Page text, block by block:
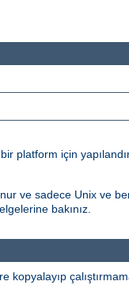
platform için
ve sadece Unix ve
bakınız.